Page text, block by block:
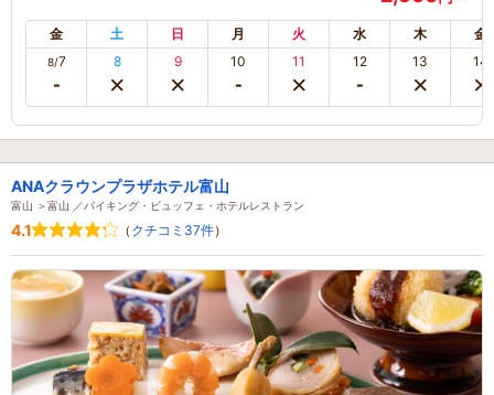
金 土 日 月 火 水 木 金
8/7 8 9 10 11 12 13 14
ANAクラウンプラザホテル富山
富山 ＞富山 ／バイキング・ビュッフェ・ホテルレストラン
4.1 （ クチコミ37件）